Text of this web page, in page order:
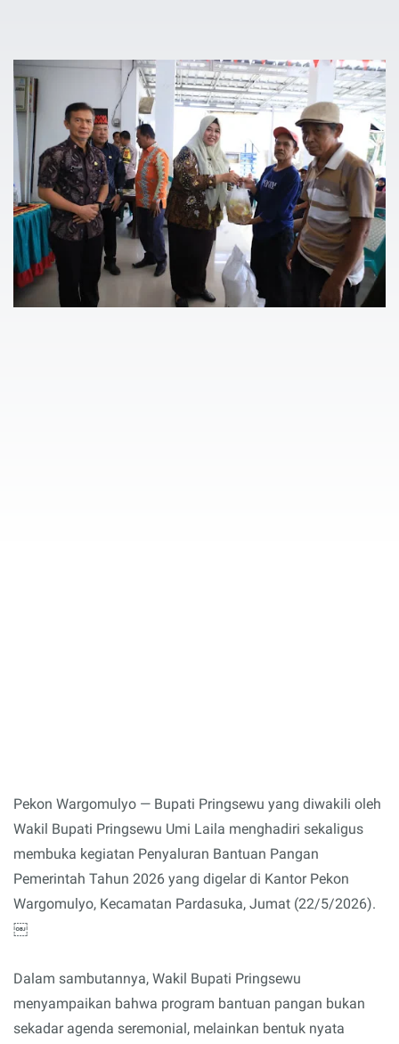
Pekon Wargomulyo — Bupati Pringsewu yang diwakili oleh
Wakil Bupati Pringsewu Umi Laila menghadiri sekaligus
membuka kegiatan Penyaluran Bantuan Pangan
Pemerintah Tahun 2026 yang digelar di Kantor Pekon
Wargomulyo, Kecamatan Pardasuka, Jumat (22/5/2026).
￼
Dalam sambutannya, Wakil Bupati Pringsewu
menyampaikan bahwa program bantuan pangan bukan
sekadar agenda seremonial, melainkan bentuk nyata